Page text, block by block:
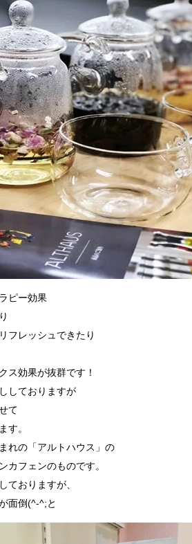
ピー効果
フレッシュできたり
ス効果が抜群です！
しておりますが
て
す。
れの「アルトハウス」の
フェンのものです。
ておりますが、
面倒(^-^;と